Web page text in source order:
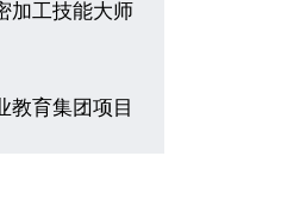
加工技能大师
教育集团项目